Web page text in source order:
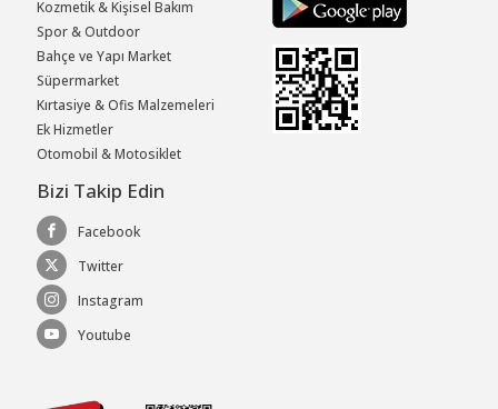
Kozmetik & Kişisel Bakım
Spor & Outdoor
Bahçe ve Yapı Market
Süpermarket
Kırtasiye & Ofis Malzemeleri
Ek Hizmetler
Otomobil & Motosiklet
Bizi Takip Edin
Facebook
Twitter
Instagram
Youtube